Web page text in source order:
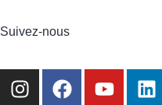
Suivez-nous